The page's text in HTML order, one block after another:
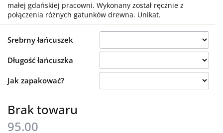
małej gdańskiej pracowni. Wykonany został ręcznie z
połączenia różnych gatunków drewna. Unikat.
Srebrny łańcuszek
Długość łańcuszka
Jak zapakować?
Brak towaru
95.00